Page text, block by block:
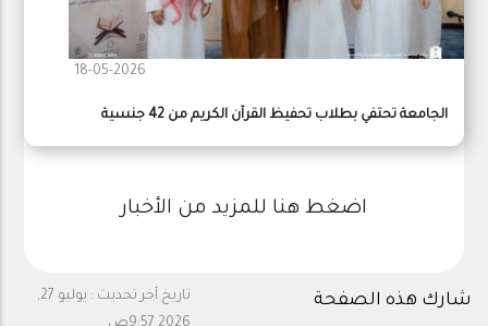
18-05-2026
الجامعة تحتفي بطلاب تحفيظ القرآن الكريم من 42 جنسية
اضغط هنا للمزيد من الأخبار
تاريخ آخر تحديث :
يوليو 27,
شارك هذه الصفحة